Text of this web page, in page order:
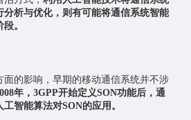
分析与优化，则有可能将通信系统智能
。
面的影响，早期的移动通信系统并不涉
年，3GPP开始定义SON功能后，通
智能算法对SON的应用。